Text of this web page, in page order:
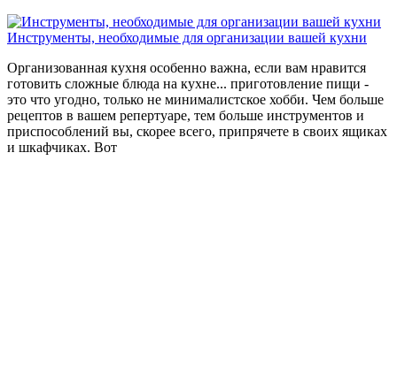
Инструменты, необходимые для организации вашей кухни
Организованная кухня особенно важна, если вам нравится
готовить сложные блюда на кухне... приготовление пищи -
это что угодно, только не минималистское хобби. Чем больше
рецептов в вашем репертуаре, тем больше инструментов и
приспособлений вы, скорее всего, припрячете в своих ящиках
и шкафчиках. Вот